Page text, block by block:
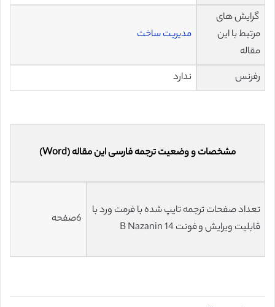
گرایش های
مرتبط با این
مقاله
مدیریت ساخت
رفرنس ندارد
مشخصات و وضعیت ترجمه فارسی این مقاله (Word)
تعداد صفحات ترجمه تایپ شده با فرمت ورد با
قابلیت ویرایش و فونت 14 B Nazanin
6صفحه